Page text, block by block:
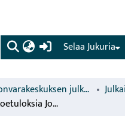
(current)
Selaa Jukuria
Luonnonvarakeskuksen julkaisut
Sinimailasen koetuloksia Jokioisista vuosilta 1957-60